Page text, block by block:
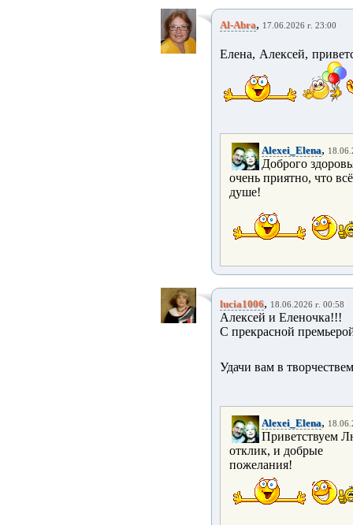
Al-Abra, 17.06.2026 г. 23:00
Елена, Алексей,
Alexei_Elena,
Доброго
очень приятно, что
душе!
lucia1006, 18.06.2026 г. 00:58
Алексей и Еленочка!!!
С прекрасной
Удачи вам в
Alexei_Elena,
Приветствуем
отклик, и добрые
пожелания!